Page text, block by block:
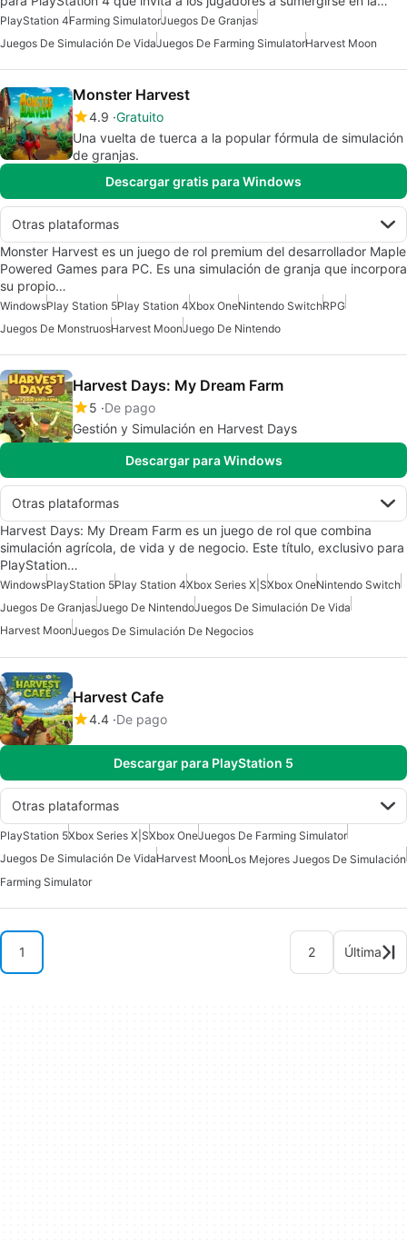
PlayStation 4Farming SimulatorJuegos De Granjas
Juegos De Simulación De VidaJuegos De Farming SimulatorHarvest Moon
Monster Harvest
4.9 Gratuito
Una vuelta de tuerca a la popular fórmula de simulación
de granjas.
Descargar gratis para Windows
Otras plataformas
Monster Harvest es un juego de rol premium del desarrollador Maple
Powered Games para PC. Es una simulación de granja que incorpora
su propio…
WindowsPlay Station 5Play Station 4Xbox OneNintendo SwitchRPG
Juegos De MonstruosHarvest MoonJuego De Nintendo
Harvest Days: My Dream Farm
5 De pago
Gestión y Simulación en Harvest Days
Descargar para Windows
Otras plataformas
Harvest Days: My Dream Farm es un juego de rol que combina
simulación agrícola, de vida y de negocio. Este título, exclusivo para
PlayStation…
WindowsPlayStation 5Play Station 4Xbox Series X|SXbox OneNintendo Switch
Juegos De GranjasJuego De NintendoJuegos De Simulación De Vida
Harvest MoonJuegos De Simulación De Negocios
Harvest Cafe
4.4 De pago
Descargar para PlayStation 5
Otras plataformas
PlayStation 5Xbox Series X|SXbox OneJuegos De Farming Simulator
Juegos De Simulación De VidaHarvest MoonLos Mejores Juegos De Simulación
Farming Simulator
1 2 Última